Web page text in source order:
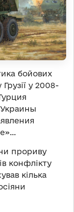
бойових
у 2008-
прориву
конфлікту
кілька